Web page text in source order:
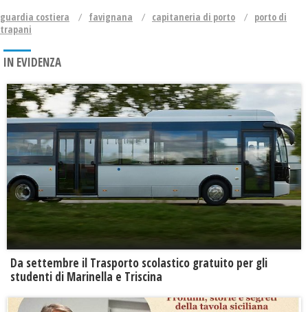
guardia costiera favignana capitaneria di porto
porto di
trapani
IN EVIDENZA
Da settembre il Trasporto scolastico gratuito per gli
studenti di Marinella e Triscina